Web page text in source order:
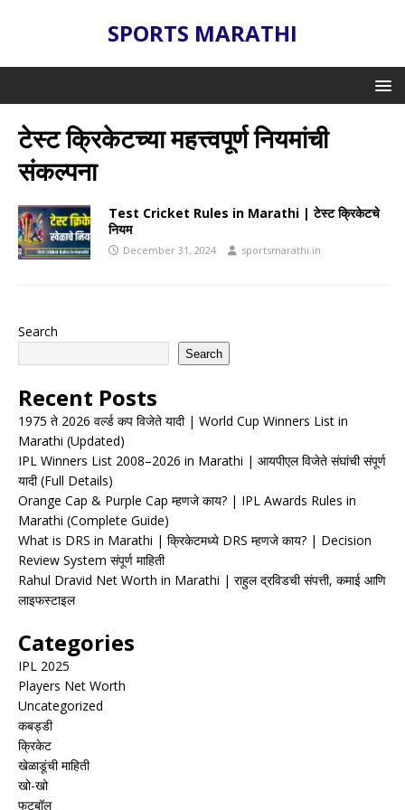
SPORTS MARATHI
टेस्ट क्रिकेटच्या महत्त्वपूर्ण नियमांची
संकल्पना
Test Cricket Rules in Marathi | टेस्ट क्रिकेटचे
नियम
December 31, 2024 sportsmarathi.in
Search
Search
Recent Posts
1975 ते 2026 वर्ल्ड कप विजेते यादी | World Cup Winners List in
Marathi (Updated)
IPL Winners List 2008–2026 in Marathi | आयपीएल विजेते संघांची संपूर्ण
यादी (Full Details)
Orange Cap & Purple Cap म्हणजे काय? | IPL Awards Rules in
Marathi (Complete Guide)
What is DRS in Marathi | क्रिकेटमध्ये DRS म्हणजे काय? | Decision
Review System संपूर्ण माहिती
Rahul Dravid Net Worth in Marathi | राहुल द्रविडची संपत्ती, कमाई आणि
लाइफस्टाइल
Categories
IPL 2025
Players Net Worth
Uncategorized
कबड्डी
क्रिकेट
खेळाडूंची माहिती
खो-खो
फुटबॉल